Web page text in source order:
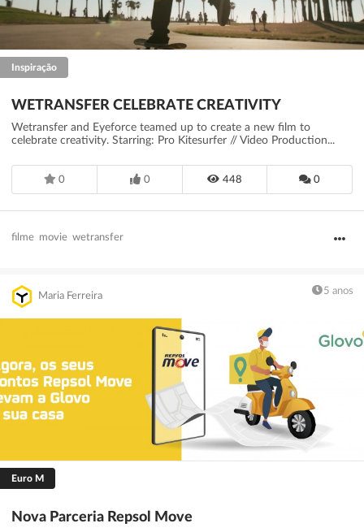
Inspiração
WETRANSFER CELEBRATE CREATIVITY
Wetransfer and Eyeforce teamed up to create a new film to
celebrate creativity. Starring: Pro Kitesurfer // Video Production...
0 0 448 0
filme movie wetransfer
Maria Ferreira 5 anos
Euro M
Nova Parceria Repsol Move